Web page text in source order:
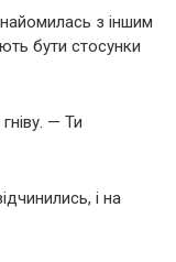
з іншим
бути стосунки
— Ти
і на